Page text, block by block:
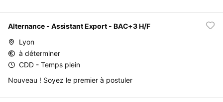
Alternance - Assistant Export - BAC+3 H/F
Lyon
à déterminer
CDD - Temps plein
Nouveau ! Soyez le premier à postuler